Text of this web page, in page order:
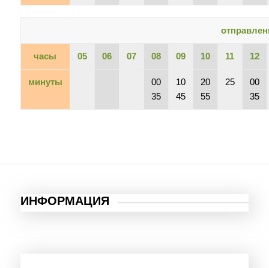
часы 05 06 07 08 09 10 11 12
минуты
00
35
10
45
20
55
25
00
35
ИНФОРМАЦИЯ